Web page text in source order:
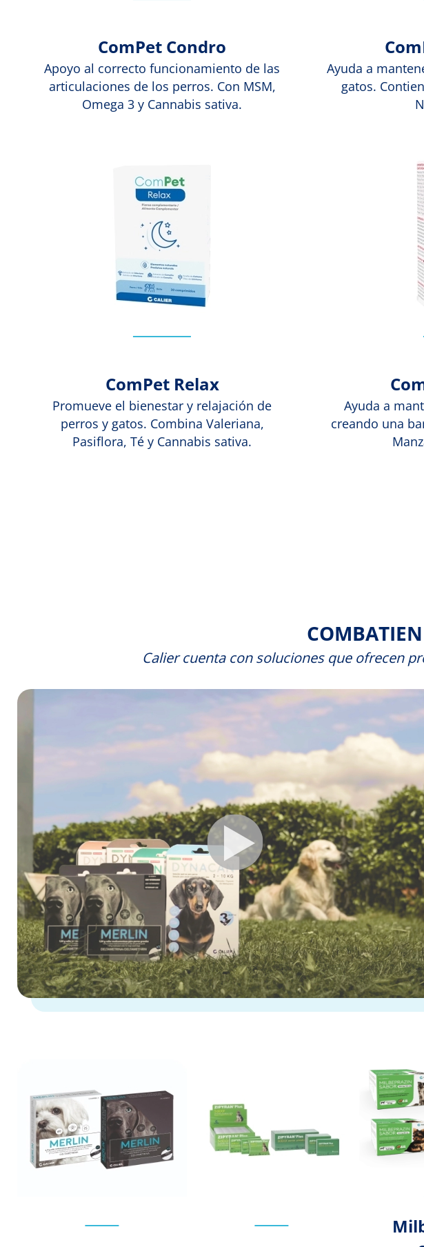
ComPet Condro
Apoyo al correcto funcionamiento de las
articulaciones de los perros. Con MSM,
Omega 3 y Cannabis sativa.
Ayuda a
gatos.
ComPet Relax
Promueve el bienestar y relajación de
perros y gatos. Combina Valeriana,
Pasiflora, Té y Cannabis sativa.
Ayuda a
creando una
Calier cuenta con soluciones que ofrecen